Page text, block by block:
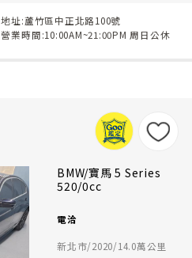
地址:蘆竹區中正北路100號
營業時間:10:00AM~21:00PM 周日公休
BMW/寶馬 5 Series
520/0cc
電洽
新北市/2020/14.0萬公里